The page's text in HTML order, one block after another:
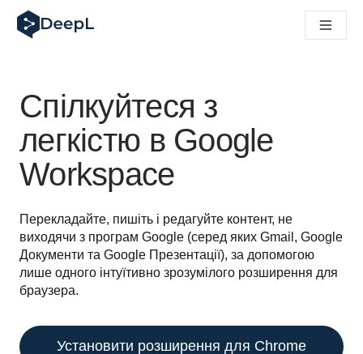
DeepL для ШІ-агентів
Translation Flow в DeepL: Нові робочі процеси на основі
Розшифровка довіри до мовного ШІ в підприємстві. У
Як ми розробляємо систему оцінювання якості
Від якісного перекладу до голосової платформи
Building an instantly accessible voice demo with DeepL
Спілкуйтеся з
легкістю в Google
Workspace
Перекладайте, пишіть і редагуйте контент, не
виходячи з програм Google (серед яких Gmail, Google
Документи та Google Презентації), за допомогою
лише одного інтуїтивно зрозумілого розширення для
браузера.
Установити розширення для Chrome